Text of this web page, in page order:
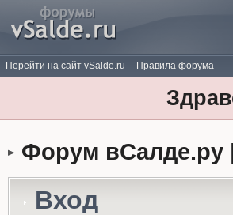
Перейти на сайт vSalde.ru Правила форума
Форум вСалде.ру
Вход